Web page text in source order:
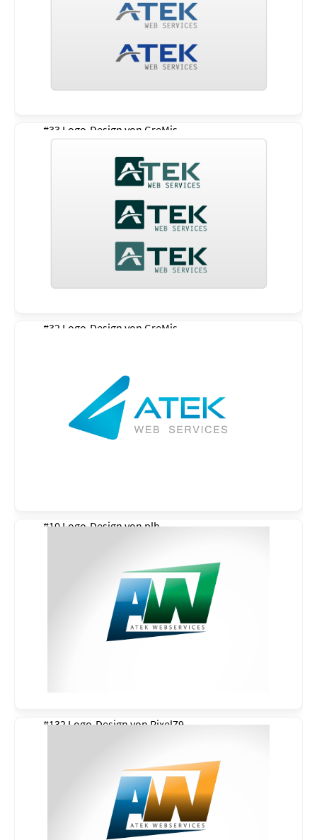
#33 Logo-Design von GreMis
#32 Logo-Design von GreMis
#10 Logo-Design vonplh
#132 Logo-Design vonPixel79